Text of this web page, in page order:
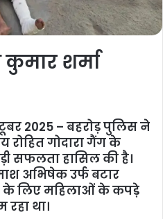
शर्मा
2025 – बहरोड़ पुलिस ने
रोहित गोदारा गैंग के
सफलता हासिल की है।
अभिषेक उर्फ बटार
के लिए महिलाओं के कपड़े
था।